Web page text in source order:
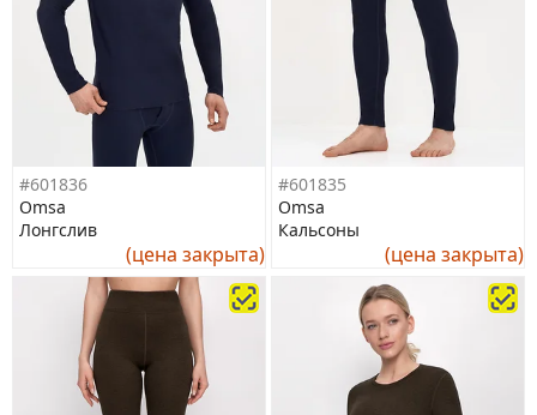
#601836
Omsa
Лонгслив
(цена закрыта)
#601835
Omsa
Кальсоны
(цена закрыта)